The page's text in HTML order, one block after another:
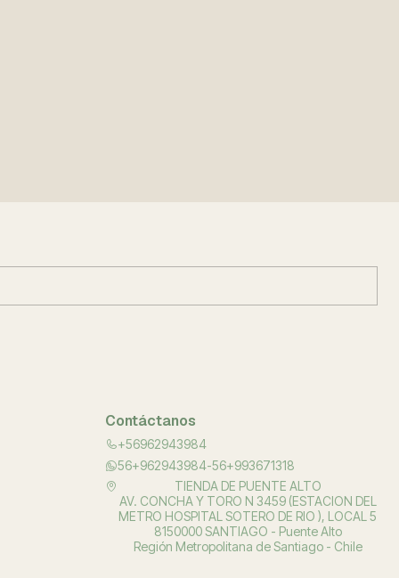
Contáctanos
+56962943984
56+962943984-56+993671318
TIENDA DE PUENTE ALTO
AV. CONCHA Y TORO N 3459 (ESTACION DEL
METRO HOSPITAL SOTERO DE RIO ), LOCAL 5
8150000 SANTIAGO - Puente Alto
Región Metropolitana de Santiago - Chile